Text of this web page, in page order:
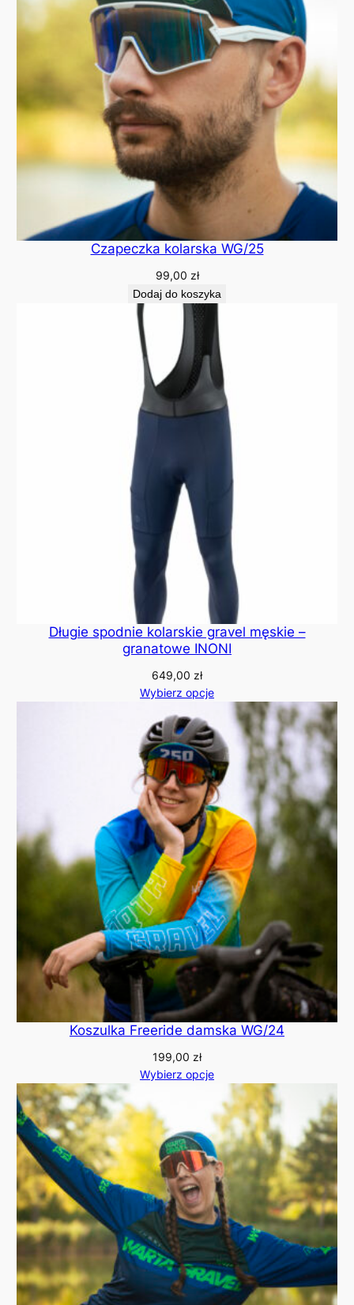
Czapeczka kolarska WG/25
99,00 zł
Dodaj do koszyka
Długie spodnie kolarskie gravel męskie –
granatowe INONI
649,00 zł
Wybierz opcje
Koszulka Freeride damska WG/24
199,00 zł
Wybierz opcje